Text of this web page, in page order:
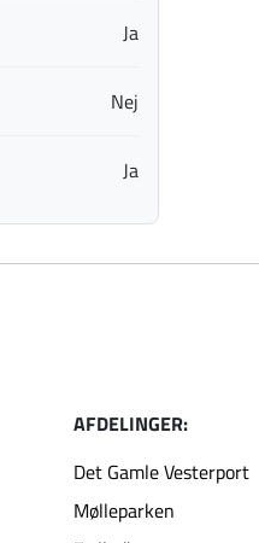
Ja
Nej
Ja
AFDELINGER:
Det Gamle Vesterport
Mølleparken